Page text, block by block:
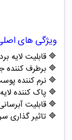
ویژگی های
🔷 قابلیت لایه
🔷 برطرف
🔷 نرم کننده
🔷 پاک کننده
🔷 قابلیت
🔷 تاثیر گذاری